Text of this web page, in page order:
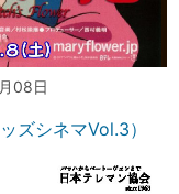
08日
ズシネマVol.3）